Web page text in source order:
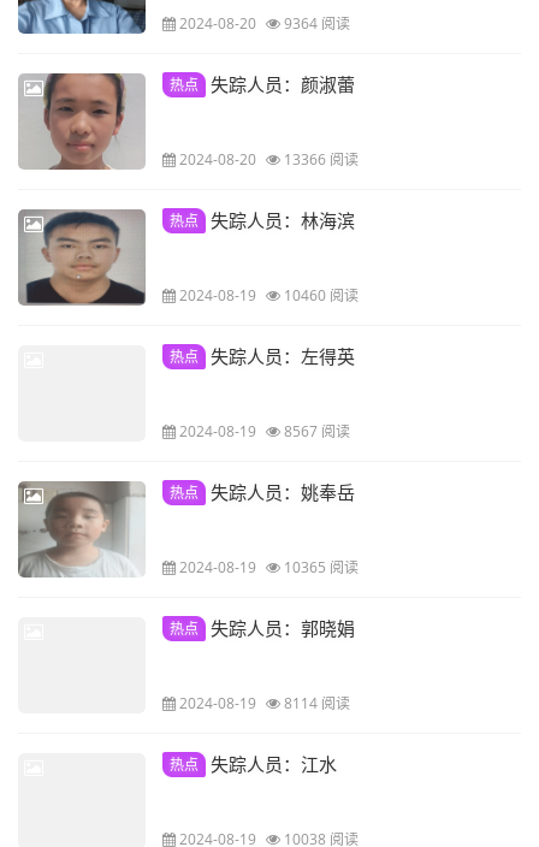
2024-08-20 9364 阅读
热点 失踪人员：颜淑蕾
2024-08-20 13366 阅读
热点 失踪人员：林海滨
2024-08-19 10460 阅读
热点 失踪人员：左得英
2024-08-19 8567 阅读
热点 失踪人员：姚奉岳
2024-08-19 10365 阅读
热点 失踪人员：郭晓娟
2024-08-19 8114 阅读
热点 失踪人员：江水
2024-08-19 10038 阅读